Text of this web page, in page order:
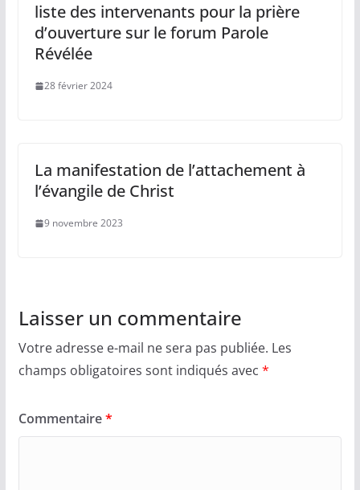
liste des intervenants pour la prière
d’ouverture sur le forum Parole
Révélée
28 février 2024
La manifestation de l’attachement à
l’évangile de Christ
9 novembre 2023
Laisser un commentaire
Votre adresse e-mail ne sera pas publiée. Les
champs obligatoires sont indiqués avec *
Commentaire*